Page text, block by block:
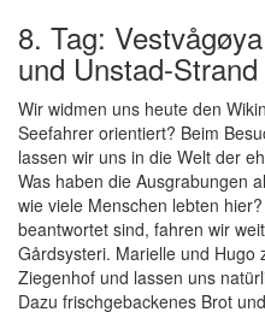
8. Tag:
und Unstad-Strand
Wir widmen uns heute den
Seefahrer orientiert? Beim
lassen wir uns in die Welt der
Was haben die Ausgrabungen
wie viele Menschen lebten
beantwortet sind, fahren wir
Gårdsysteri. Marielle und Hugo
Ziegenhof und lassen uns
Dazu frischgebackenes Brot